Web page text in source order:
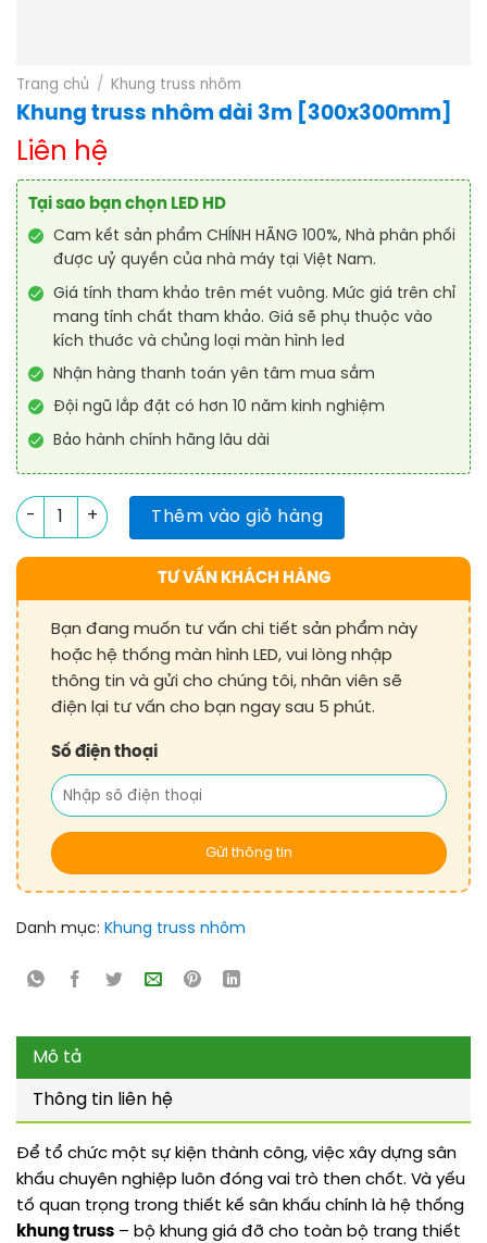
Trang chủ / Khung truss nhôm
Khung truss nhôm dài 3m [300x300mm]
Liên hệ
Tại sao bạn chọn LED HD
Cam kết sản phẩm CHÍNH HÃNG 100%, Nhà phân phối
được uỷ quyền của nhà máy tại Việt Nam.
Giá tính tham khảo trên mét vuông. Mức giá trên chỉ
mang tính chất tham khảo. Giá sẽ phụ thuộc vào
kích thước và chủng loại màn hình led
Nhận hàng thanh toán yên tâm mua sắm
Đội ngũ lắp đặt có hơn 10 năm kinh nghiệm
Bảo hành chính hãng lâu dài
Khung truss nhôm dài 3m [300x300mm] số lượng
Thêm vào giỏ hàng
TƯ VẤN KHÁCH HÀNG
Bạn đang muốn tư vấn chi tiết sản phẩm này
hoặc hệ thống màn hình LED, vui lòng nhập
thông tin và gửi cho chúng tôi, nhân viên sẽ
điện lại tư vấn cho bạn ngay sau 5 phút.
Số điện thoại
Danh mục: Khung truss nhôm
Mô tả
Thông tin liên hệ
Để tổ chức một sự kiện thành công, việc xây dựng sân
khấu chuyên nghiệp luôn đóng vai trò then chốt. Và yếu
tố quan trọng trong thiết kế sân khấu chính là hệ thống
khung truss – bộ khung giá đỡ cho toàn bộ trang thiết